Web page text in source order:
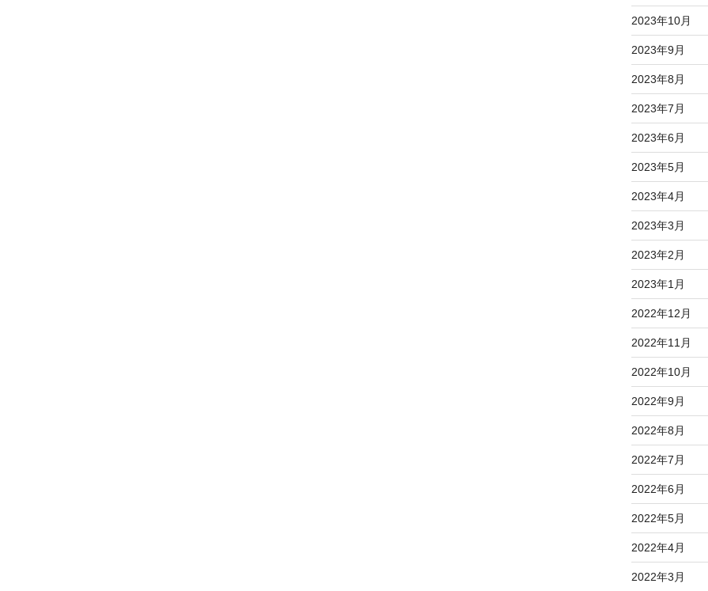
2023年10月
2023年9月
2023年8月
2023年7月
2023年6月
2023年5月
2023年4月
2023年3月
2023年2月
2023年1月
2022年12月
2022年11月
2022年10月
2022年9月
2022年8月
2022年7月
2022年6月
2022年5月
2022年4月
2022年3月